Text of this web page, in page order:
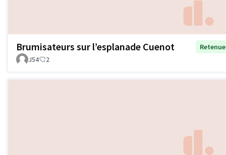
Brumisateurs sur l’esplanade Cuenot
Retenue
J54
2